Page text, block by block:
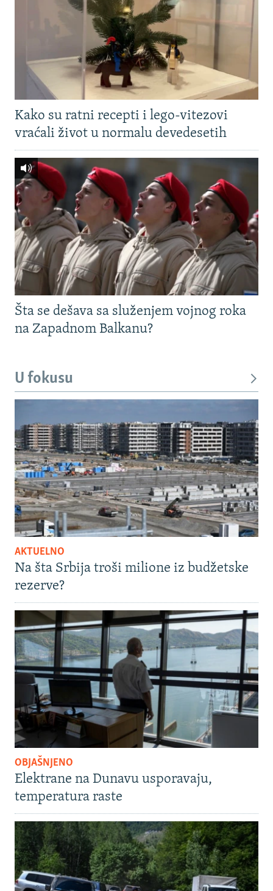
Kako su ratni recepti i lego-vitezovi
vraćali život u normalu devedesetih
Šta se dešava sa služenjem vojnog roka
na Zapadnom Balkanu?
U fokusu
AKTUELNO
Na šta Srbija troši milione iz budžetske
rezerve?
OBJAŠNJENO
Elektrane na Dunavu usporavaju,
temperatura raste